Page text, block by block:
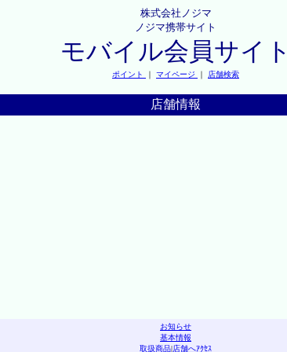
株式会社ノジマ
ノジマ携帯サイト
モバイル会員サイト
ポイント ｜ マイページ ｜ 店舗検索
店舗情報
お知らせ
基本情報
取扱商品|店舗へｱｸｾｽ